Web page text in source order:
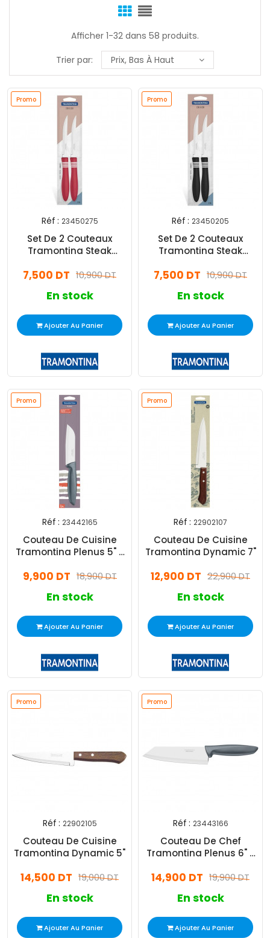
Afficher 1-32 dans 58 produits.
Trier par:
Prix, Bas À Haut
Promo
Réf : 23450275
Set De 2 Couteaux
Tramontina Steak
10,900 DT
7,500 DT
En stock
Ajouter Au Panier
Promo
Réf : 23450205
Set De 2 Couteaux
Tramontina Steak
10,900 DT
7,500 DT
En stock
Ajouter Au Panier
Promo
Réf : 23442165
Couteau De Cuisine
Tramontina Plenus 5" -
18,900 DT
9,900 DT
En stock
Ajouter Au Panier
Promo
Réf : 22902107
Couteau De Cuisine
Tramontina Dynamic 7"
22,900 DT
12,900 DT
En stock
Ajouter Au Panier
Promo
Réf : 22902105
Couteau De Cuisine
Tramontina Dynamic 5"
19,000 DT
14,500 DT
En stock
Ajouter Au Panier
Promo
Réf : 23443166
Couteau De Chef
Tramontina Plenus 6" -
19,900 DT
14,900 DT
En stock
Ajouter Au Panier